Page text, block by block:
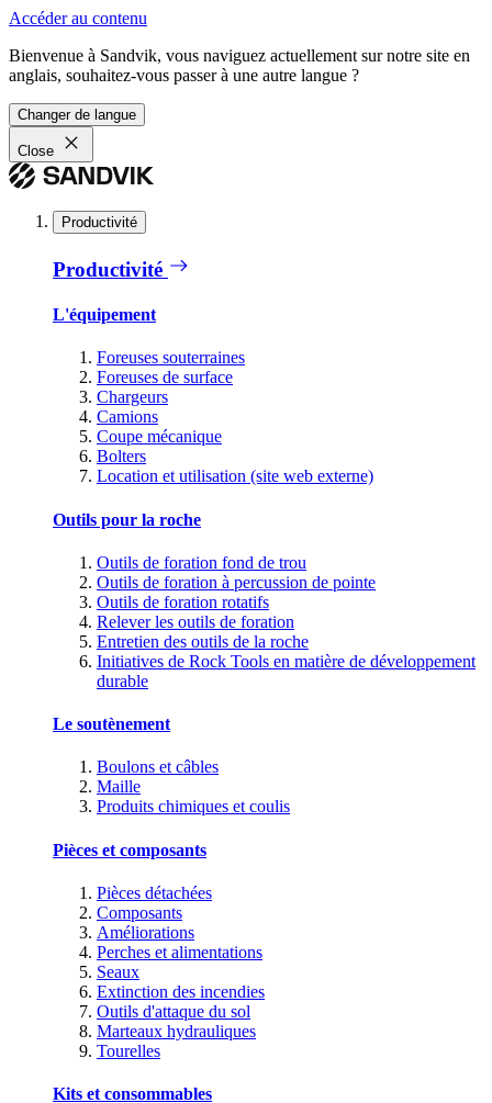
Accéder au contenu
Bienvenue à Sandvik, vous naviguez actuellement sur notre site en
anglais, souhaitez-vous passer à une autre langue ?
Changer de langue
Close
Productivité
Productivité
L'équipement
Foreuses souterraines
Foreuses de surface
Chargeurs
Camions
Coupe mécanique
Bolters
Location et utilisation (site web externe)
Outils pour la roche
Outils de foration fond de trou
Outils de foration à percussion de pointe
Outils de foration rotatifs
Relever les outils de foration
Entretien des outils de la roche
Initiatives de Rock Tools en matière de développement
durable
Le soutènement
Boulons et câbles
Maille
Produits chimiques et coulis
Pièces et composants
Pièces détachées
Composants
Améliorations
Perches et alimentations
Seaux
Extinction des incendies
Outils d'attaque du sol
Marteaux hydrauliques
Tourelles
Kits et consommables